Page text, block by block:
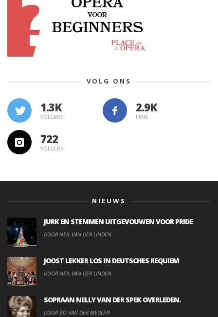
VOLG ONS
1.3K
VOLGERS FANS
722
VOLGERS
NIEUWS
JURK EN STEMMEN UITGEVOUWEN VOOR PRIDE
DOOR NEIL VAN DER LINDEN
JOOST LEKKER LOS IN DEUTSCHES REQUIEM
DOOR NEIL VAN DER LINDEN
SOPRAAN NELLY VAN DER SPEK OVERLEDEN.
DOOR BO VAN DER MEULEN